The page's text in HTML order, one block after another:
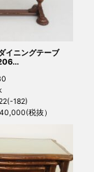
イニングテーブ
182)
税抜）